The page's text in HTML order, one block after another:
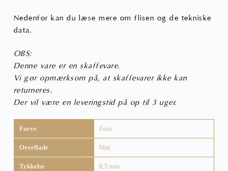
Nedenfor kan du læse mere om flisen og de tekniske
data.
OBS:
Denne vare er en skaffevare.
Vi gør opmærksom på, at skaffevarer ikke kan
returneres.
Der vil være en leveringstid på op til 3 uger.
Farve Ecru
Overflade Mat
Tykkelse 8,5 mm